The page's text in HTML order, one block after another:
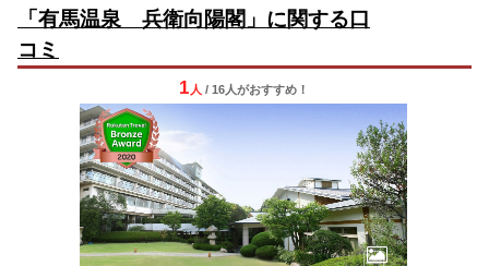
「有馬温泉 兵衛向陽閣」に関する口
コミ
1 人 / 16人がおすすめ！